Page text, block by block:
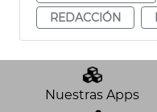
REDACCIÓN
Nuestras Apps